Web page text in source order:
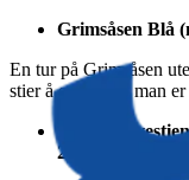
Grimsåsen Blå
En tur på Grimsåsen
stier å er perfekt man
Flyt og
2 timer